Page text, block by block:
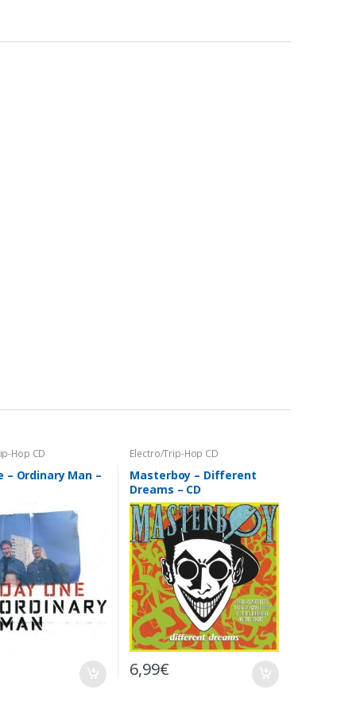
Hop CD
– Ordinary Man –
Electro/Trip-Hop CD
Masterboy – Different
Dreams – CD
6,99€